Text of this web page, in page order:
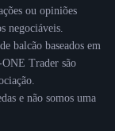
ou opiniões
negociáveis.
balcão baseados em
Trader são
e não somos uma